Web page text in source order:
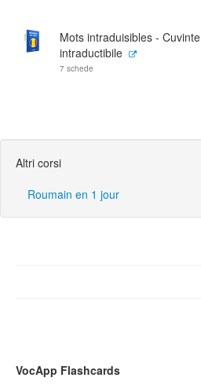
Mots intraduisibles - Cuvinte
intraductibile
7 schede
Altri corsi
Roumain en 1 jour
VocApp Flashcards